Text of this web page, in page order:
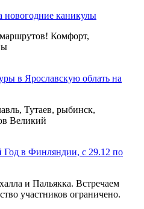
каникулы
Комфорт,
в Ярославскую облать на
Тутаев, рыбинск,
Великий
в Финляндии, с 29.12 по
и Пальякка. Встречаем
участников ограничено.